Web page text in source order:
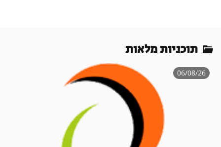
תוכניות מלאות
06/08/26